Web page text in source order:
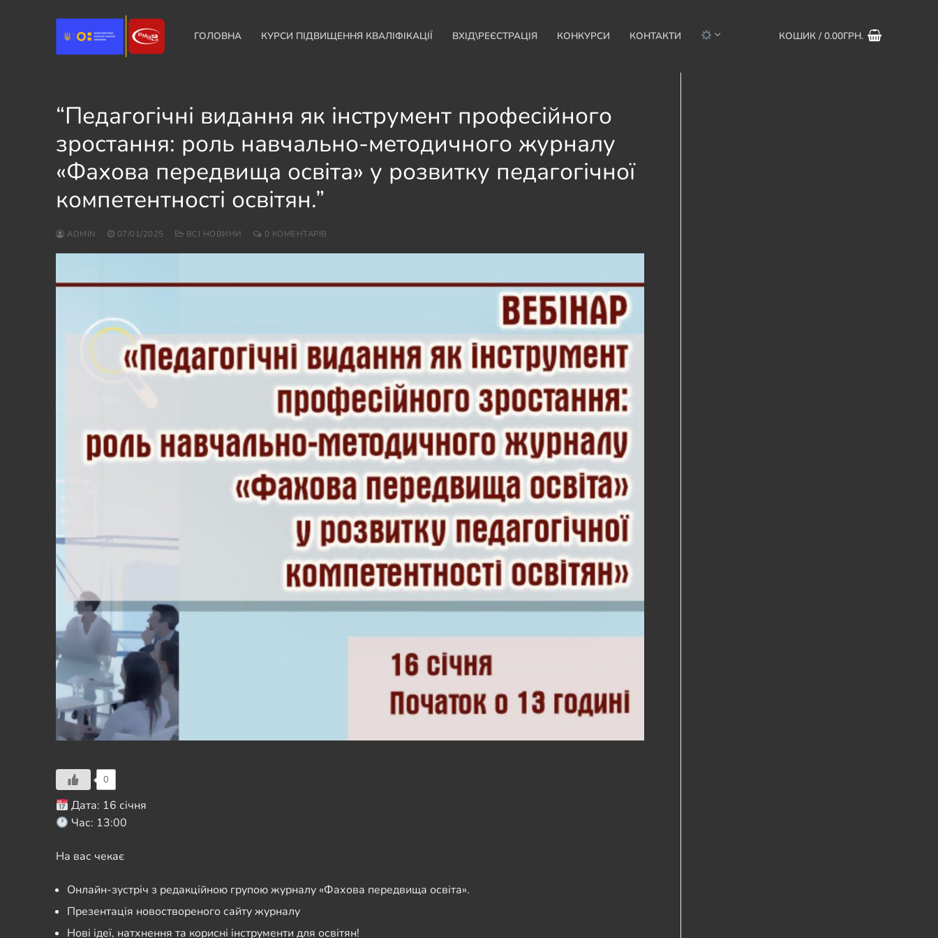
ГОЛОВНА КУРСИ ПІДВИЩЕННЯ КВАЛІФІКАЦІЇ ВХІД\РЕЄСТРАЦІЯ КОНКУРСИ КОНТАКТИ КОШИК / 0.00ГРН.
“Педагогічні видання як інструмент професійного
зростання: роль навчально-методичного журналу
«Фахова передвища освіта» у розвитку педагогічної
компетентності освітян.”
ADMIN 07/01/2025 ВСІ НОВИНИ 0 КОМЕНТАРІВ
0
Дата: 16 січня
Час: 13:00
На вас чекає
Онлайн-зустріч з редакційною групою журналу «Фахова передвища освіта».
Презентація новоствореного сайту журналу
Нові ідеї, натхнення та корисні інструменти для освітян!